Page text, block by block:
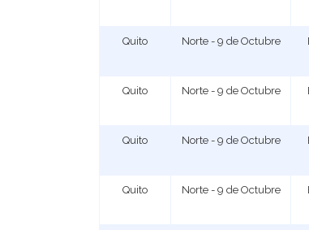
Quito Norte - 9 de Octubre
Quito Norte - 9 de Octubre
Quito Norte - 9 de Octubre
Quito Norte - 9 de Octubre